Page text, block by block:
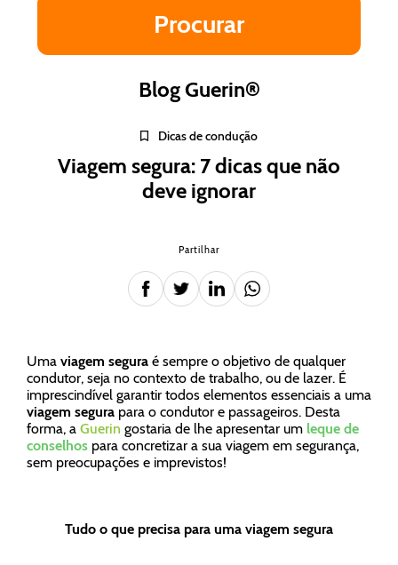
Blog Guerin®
Dicas de condução
Viagem segura: 7 dicas que não
deve ignorar
Partilhar
Uma viagem segura é sempre o objetivo de qualquer
condutor, seja no contexto de trabalho, ou de lazer. É
imprescindível garantir todos elementos essenciais a uma
viagem segura para o condutor e passageiros. Desta
forma, a Guerin gostaria de lhe apresentar um leque de
conselhos para concretizar a sua viagem em segurança,
sem preocupações e imprevistos!
Tudo o que precisa para uma viagem segura